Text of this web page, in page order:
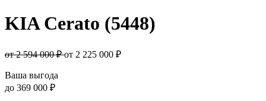
KIA Cerato (5448)
от 2 594 000 ₽от 2 225 000 ₽
Ваша выгода
до 369 000 ₽